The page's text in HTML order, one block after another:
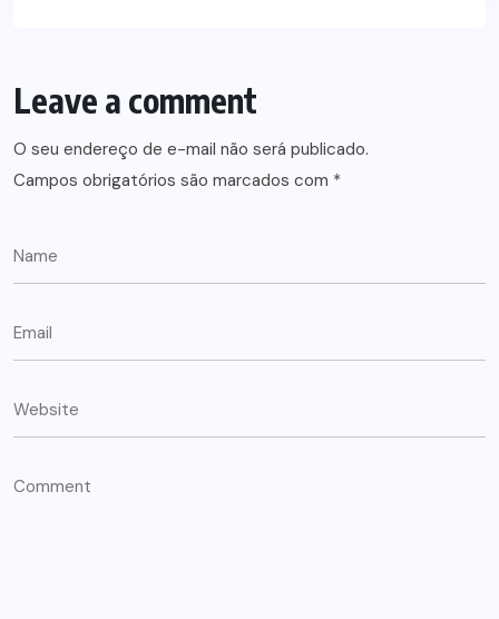
Leave a comment
O seu endereço de e-mail não será publicado.
Campos obrigatórios são marcados com *